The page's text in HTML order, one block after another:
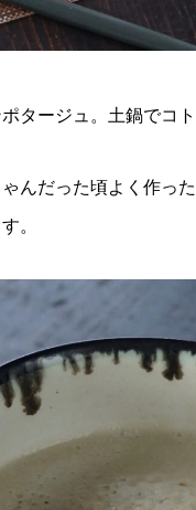
タージュ。土鍋でコ
んだった頃よく作っ
。